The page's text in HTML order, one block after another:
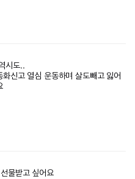
시도..
신고 열심 운동하며 살도빼고 잃어
물받고 싶어요